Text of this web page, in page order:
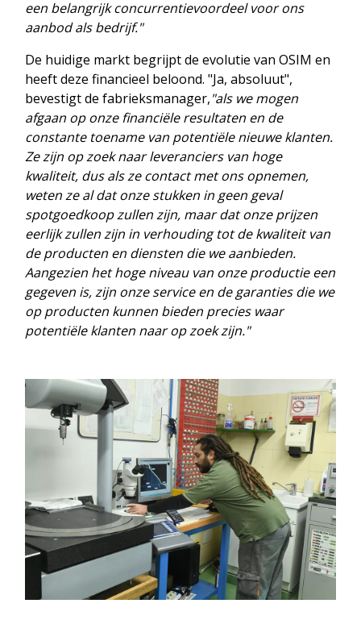
een belangrijk concurrentievoordeel voor ons
aanbod als bedrijf."
De huidige markt begrijpt de evolutie van OSIM en
heeft deze financieel beloond. "Ja, absoluut",
bevestigt de fabrieksmanager,"als we mogen
afgaan op onze financiële resultaten en de
constante toename van potentiële nieuwe klanten.
Ze zijn op zoek naar leveranciers van hoge
kwaliteit, dus als ze contact met ons opnemen,
weten ze al dat onze stukken in geen geval
spotgoedkoop zullen zijn, maar dat onze prijzen
eerlijk zullen zijn in verhouding tot de kwaliteit van
de producten en diensten die we aanbieden.
Aangezien het hoge niveau van onze productie een
gegeven is, zijn onze service en de garanties die we
op producten kunnen bieden precies waar
potentiële klanten naar op zoek zijn."